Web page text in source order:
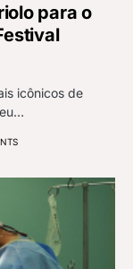
para o
icônicos de